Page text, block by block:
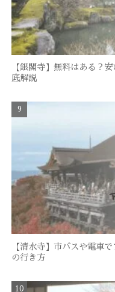
【銀閣寺】無料はある？
底解説
【清水寺】市バスや電車
の行き方